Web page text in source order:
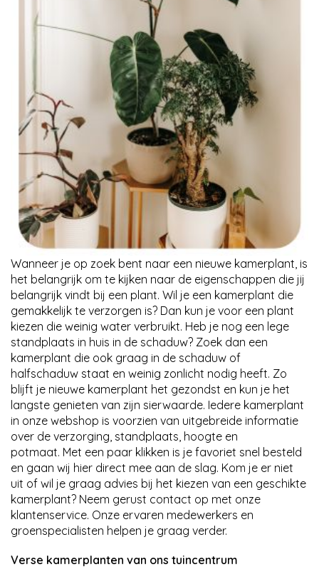
Wanneer je op zoek bent naar een nieuwe kamerplant, is
het belangrijk om te kijken naar de eigenschappen die jij
belangrijk vindt bij een plant. Wil je een kamerplant die
gemakkelijk te verzorgen is? Dan kun je voor een plant
kiezen die weinig water verbruikt. Heb je nog een lege
standplaats in huis in de schaduw? Zoek dan een
kamerplant die ook graag in de schaduw of
halfschaduw staat en weinig zonlicht nodig heeft. Zo
blijft je nieuwe kamerplant het gezondst en kun je het
langste genieten van zijn sierwaarde. Iedere kamerplant
in onze webshop is voorzien van uitgebreide informatie
over de verzorging, standplaats, hoogte en
potmaat. Met een paar klikken is je favoriet snel besteld
en gaan wij hier direct mee aan de slag. Kom je er niet
uit of wil je graag advies bij het kiezen van een geschikte
kamerplant? Neem gerust contact op met onze
klantenservice. Onze ervaren medewerkers en
groenspecialisten helpen je graag verder.
Verse kamerplanten van ons tuincentrum